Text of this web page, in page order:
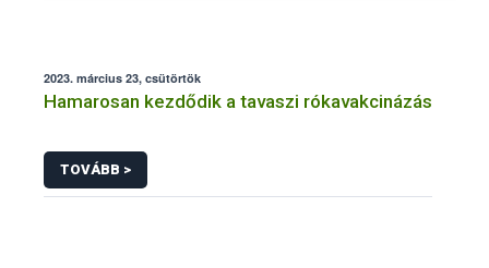
2023. március 23, csütörtök
Hamarosan kezdődik a tavaszi rókavakcinázás
TOVÁBB >